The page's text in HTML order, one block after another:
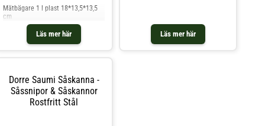
Läs mer här
Mätbägare 1 l plast 18*13,5*13,5
cm
Läs mer här
Tillbringaren rymmer 1,5 liter och
glasen rymmer 30 cl.
Förpackningen innehåller 1 st
Dorre Saumi Såskanna -
Såssnipor & Såskannor
Rostfritt Stål